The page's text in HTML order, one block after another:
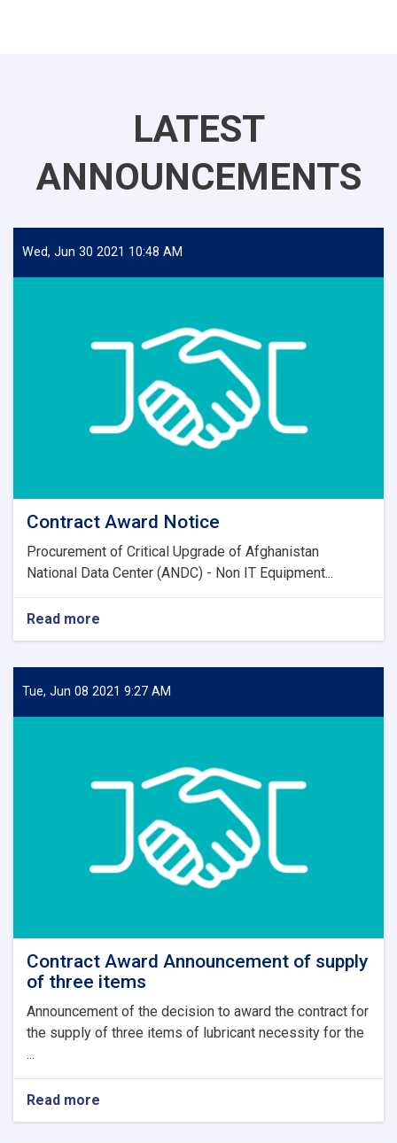
LATEST
ANNOUNCEMENTS
Wed, Jun 30 2021 10:48 AM
Contract Award Notice
Procurement of Critical Upgrade of Afghanistan
National Data Center (ANDC) - Non IT Equipment...
Read more
Contract
Notice
Tue, Jun 08 2021 9:27 AM
Contract Award Announcement of supply
of three items
Announcement of the decision to award the contract for
the supply of three items of lubricant necessity for the
...
Read more